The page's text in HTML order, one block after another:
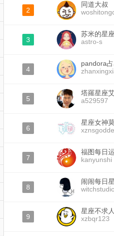
2
同道大叔
3
苏米的星
astro-s
4
pandora
5
塔羅星座
a529597
6
星座女神
7
福图每日
kanyunshi
8
闹闹每日
9
星座不求
xzbqr123